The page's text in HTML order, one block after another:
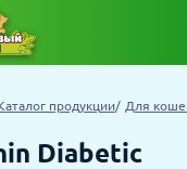
продукции Для
Diabetic